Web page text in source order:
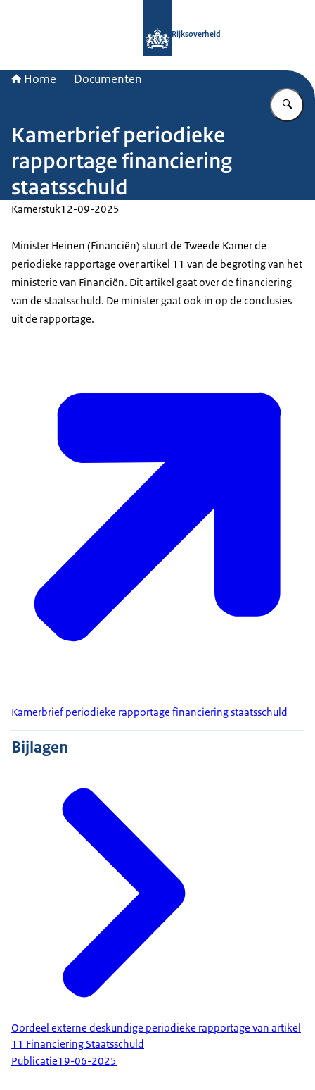
Rijksoverheid
Home Documenten
Kamerbrief periodieke
rapportage financiering
staatsschuld
Kamerstuk12-09-2025
Minister Heinen (Financiën) stuurt de Tweede Kamer de
periodieke rapportage over artikel 11 van de begroting van het
ministerie van Financiën. Dit artikel gaat over de financiering
van de staatsschuld. De minister gaat ook in op de conclusies
uit de rapportage.
Kamerbrief periodieke rapportage financiering staatsschuld
Bijlagen
Oordeel externe deskundige periodieke rapportage van artikel
11 Financiering Staatsschuld
Publicatie19-06-2025